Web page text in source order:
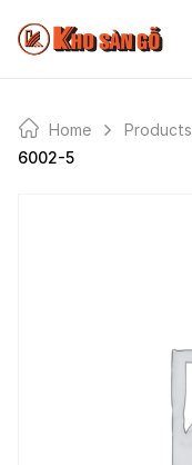
Home Products
6002-5